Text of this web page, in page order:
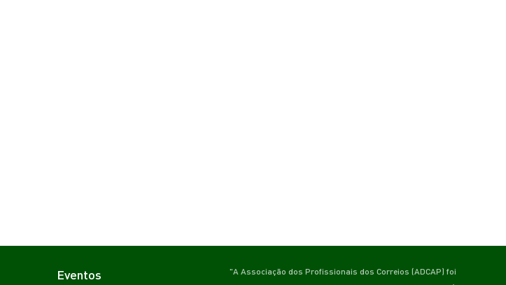
Eventos
"A Associação dos Profissionais dos Correios (ADCAP) foi